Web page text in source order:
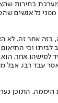
בחירות
גל אנשים
אחר זה,
וכי
אחר,
רבו. אבל
התוכן